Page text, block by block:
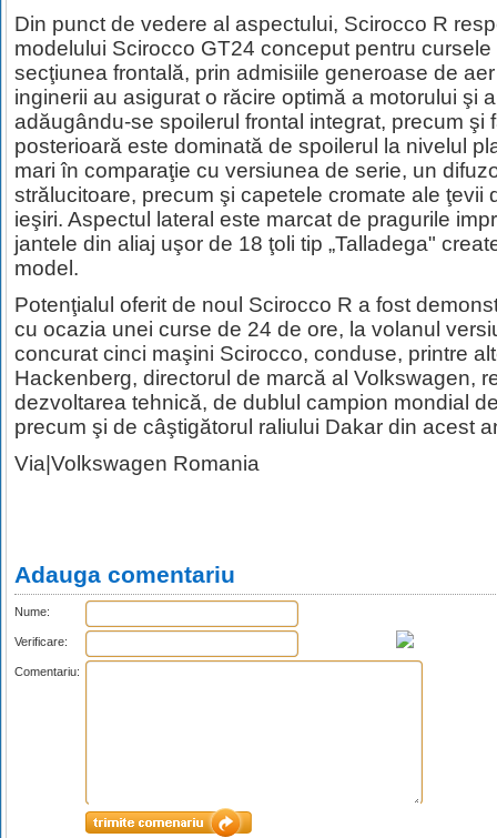
Din punct de vedere al aspectului, Scirocco R
modelului Scirocco GT24 conceput pentru
secţiunea frontală, prin admisiile generoase de
inginerii au asigurat o răcire optimă a motorului şi
adăugându-se spoilerul frontal integrat, precum şi
posterioară este dominată de spoilerul la nivelul
mari în comparaţie cu versiunea de serie, un
strălucitoare, precum şi capetele cromate ale ţevii
ieşiri. Aspectul lateral este marcat de pragurile
jantele din aliaj uşor de 18 ţoli tip „Talladega"
model.
Potenţialul oferit de noul Scirocco R a fost
cu ocazia unei curse de 24 de ore, la volanul
concurat cinci maşini Scirocco, conduse, printre
Hackenberg, directorul de marcă al Volkswagen,
dezvoltarea tehnică, de dublul campion mondial
precum şi de câştigătorul raliului Dakar din acest
Via|Volkswagen Romania
Adauga comentariu
Nume:
Verificare:
Comentariu: